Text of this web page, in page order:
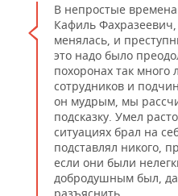
В непростые времена
Кафиль Фахразеевич,
менялась, и
это надо было
похоронах так много
сотрудников и
он мудрым, мы
подсказку. Умел
ситуациях брал на
подставлял никого,
если они были
добродушным был,